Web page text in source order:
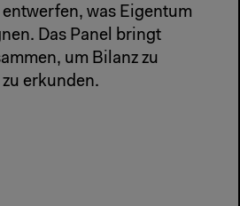
was Eigentum
Das Panel bringt
um Bilanz zu
erkunden.